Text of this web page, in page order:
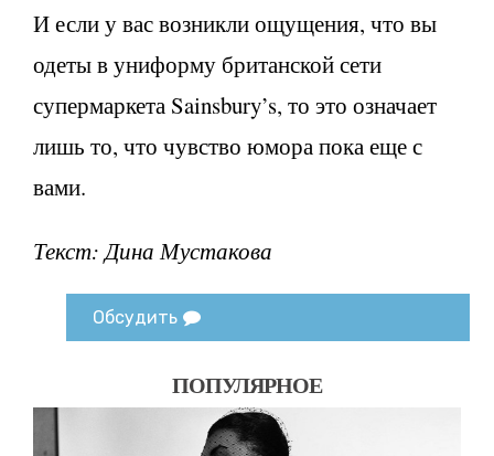
И если у вас возникли ощущения, что вы
одеты в униформу британской сети
супермаркета Sainsbury’s, то это означает
лишь то, что чувство юмора пока еще с
вами.
Текст: Дина Мустакова
Обсудить
ПОПУЛЯРНОЕ